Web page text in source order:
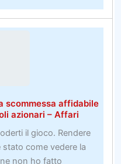
Cosa
vedere
Arizona
scommessa affidabile
azionari – Affari
il ​​gioco. Rendere
come vedere la
non ho fatto